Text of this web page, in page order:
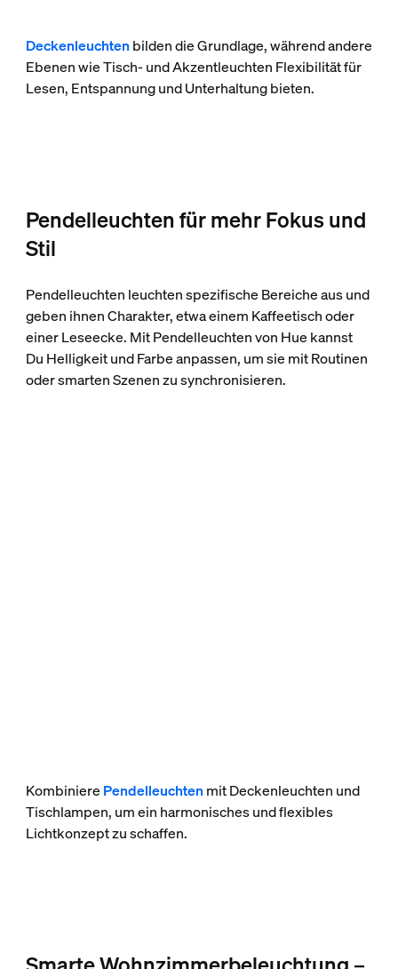
Deckenleuchten bilden die Grundlage, während andere
Ebenen wie Tisch- und Akzentleuchten Flexibilität für
Lesen, Entspannung und Unterhaltung bieten.
Pendelleuchten für mehr Fokus und
Stil
Pendelleuchten leuchten spezifische Bereiche aus und
geben ihnen Charakter, etwa einem Kaffeetisch oder
einer Leseecke. Mit Pendelleuchten von Hue kannst
Du Helligkeit und Farbe anpassen, um sie mit Routinen
oder smarten Szenen zu synchronisieren.
Kombiniere Pendelleuchten mit Deckenleuchten und
Tischlampen, um ein harmonisches und flexibles
Lichtkonzept zu schaffen.